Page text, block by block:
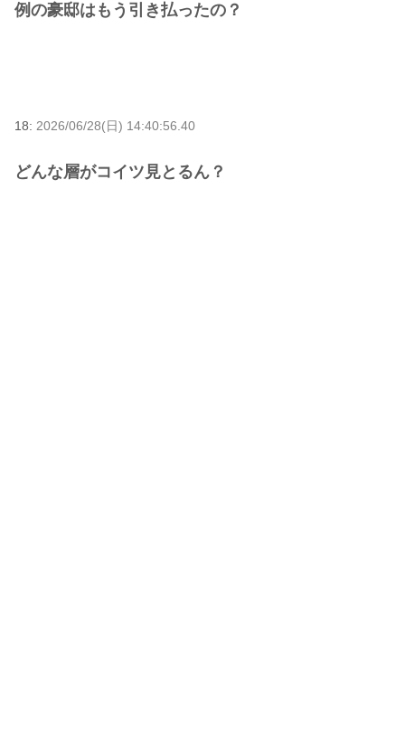
例の豪邸はもう引き払ったの？
18: 2026/06/28(日) 14:40:56.40
どんな層がコイツ見とるん？